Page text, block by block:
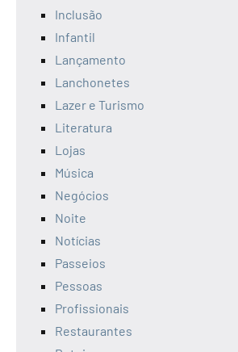
Inclusão
Infantil
Lançamento
Lanchonetes
Lazer e Turismo
Literatura
Lojas
Música
Negócios
Noite
Notícias
Passeios
Pessoas
Profissionais
Restaurantes